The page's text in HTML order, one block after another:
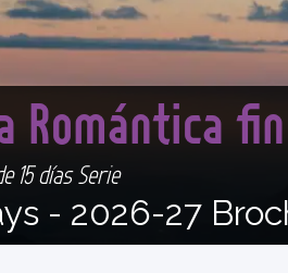
Romántica
15 días Serie
- 2026-27